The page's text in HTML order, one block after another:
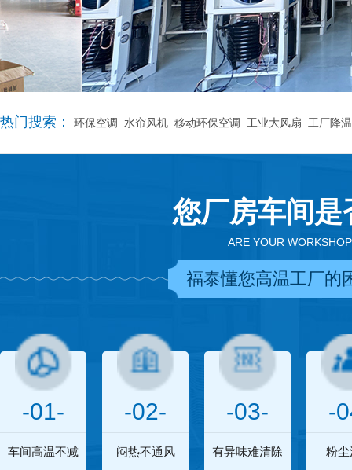
热门搜索： 环保空调 水帘风机 移动环保空调 工业大风扇 工厂降温
您厂房车间
ARE YOUR
福泰懂您高温工厂的
-01-
车间高温不减
-02-
闷热不通风
-03-
有异味难清除
-
粉尘